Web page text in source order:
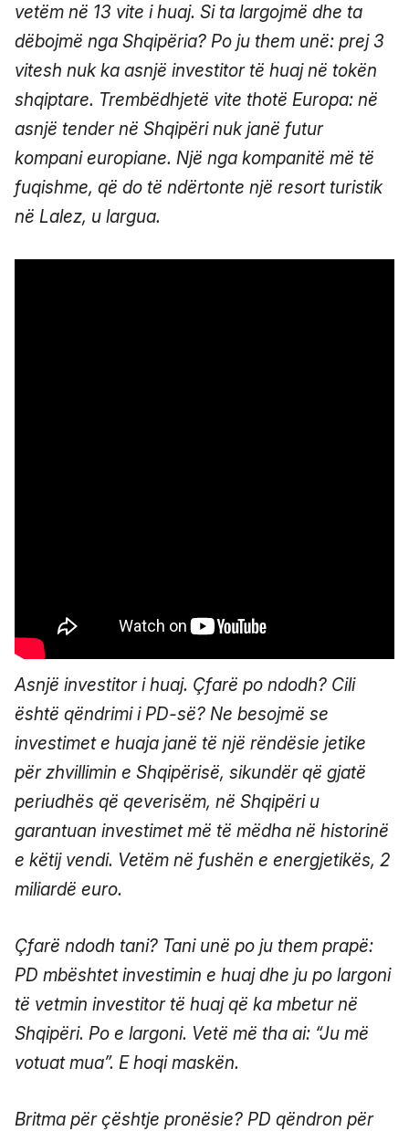
vetëm në 13 vite i huaj. Si ta largojmë dhe ta
dëbojmë nga Shqipëria? Po ju them unë: prej 3
vitesh nuk ka asnjë investitor të huaj në tokën
shqiptare. Trembëdhjetë vite thotë Europa: në
asnjë tender në Shqipëri nuk janë futur
kompani europiane. Një nga kompanitë më të
fuqishme, që do të ndërtonte një resort turistik
në Lalez, u largua.
Asnjë investitor i huaj. Çfarë po ndodh? Cili
është qëndrimi i PD-së? Ne besojmë se
investimet e huaja janë të një rëndësie jetike
për zhvillimin e Shqipërisë, sikundër që gjatë
periudhës që qeverisëm, në Shqipëri u
garantuan investimet më të mëdha në historinë
e këtij vendi. Vetëm në fushën e energjetikës, 2
miliardë euro.
Çfarë ndodh tani? Tani unë po ju them prapë:
PD mbështet investimin e huaj dhe ju po largoni
të vetmin investitor të huaj që ka mbetur në
Shqipëri. Po e largoni. Vetë më tha ai: “Ju më
votuat mua”. E hoqi maskën.
Britma për çështje pronësie? PD qëndron për